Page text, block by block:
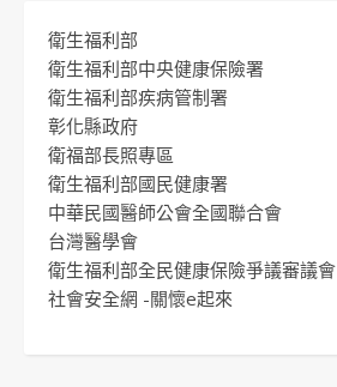
衛生福利部
衛生福利部中央健康保險署
衛生福利部疾病管制署
彰化縣政府
衛福部長照專區
衛生福利部國民健康署
中華民國醫師公會全國聯合會
台灣醫學會
衛生福利部全民健康保險爭議審議會
社會安全網 -關懷e起來